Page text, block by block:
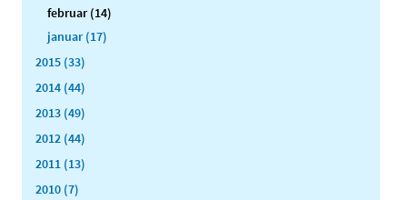
februar (14)
januar (17)
2015 (33)
2014 (44)
2013 (49)
2012 (44)
2011 (13)
2010 (7)